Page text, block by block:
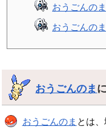
おうごんの
おうごんの
おうごんのま
おうごんのま とは